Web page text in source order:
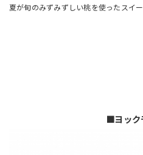
夏が旬のみずみずしい桃を使ったスイ
🟧ヨッ